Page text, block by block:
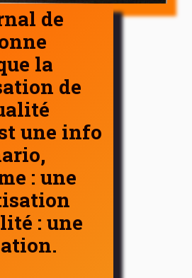
de
la
de
une info
: une
: une